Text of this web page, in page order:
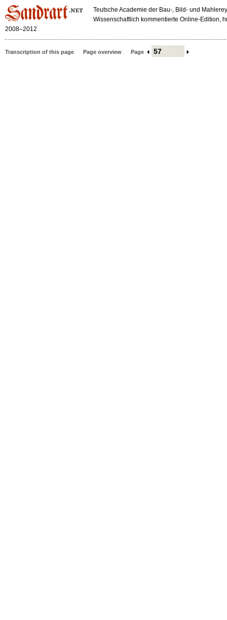
Teutsche Academie der Bau-, Bild- und
Wissenschaftlich kommentierte Online-Edition,
2008–2012
Transcription of this page Page overview Page